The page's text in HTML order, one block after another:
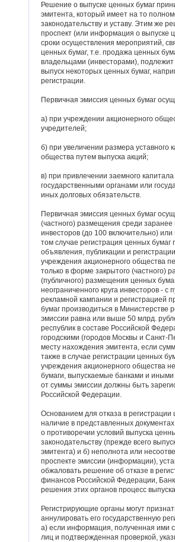
Решение о выпуске ценных бумаг
эмитента, который имеет на то
законодательству и уставу. Этим же
проспект (или информация о выпуске
сроки осуществления мероприятий,
ценных бумаг, т.е. продажа ценных
владельцами (инвесторами),
выпуск некоторых ценных бумаг,
регистрации.
Первичная эмиссия ценных бумаг
а) при учреждении акционерного
учредителей;
б) при увеличении размера уставного
общества путем выпуска акций;
в) при привлечении заемного
государственными органами или
иных долговых обязательств.
Первичная эмиссия ценных бумаг
(частного) размещения среди заранее
инвесторов (до 100 включительно)
том случае регистрация ценных бумаг
объявления, публикации и
учреждения акционерного общества
только в форме закрытого (частного)
(публичного) размещения ценных
неограниченного круга инвесторов -
рекламной кампании и регистрацией
бумаг производиться в Министерстве
эмиссии равна или выше 50 млрд.
республик в составе Российской
городскими (городов Москвы и
месту нахождения эмитента, если
также в случае регистрации ценных
учреждения акционерного общества
бумаги, выпускаемые банками и
от суммы эмиссии должны быть
Российской Федерации.
Основанием для отказа в регистрации
наличие в представленных
о противоречии условий выпуска
законодательству (прежде всего
эмитента) и б) неполнота или
проспекте эмиссии (информации),
обжаловать решение об отказе в
финансов Российской Федерации,
решения этих органов процесс
Регистрирующие органы могут
аннулировать его государственную
а) если информация, полученная ими
лиц и подтвержденная проверкой,